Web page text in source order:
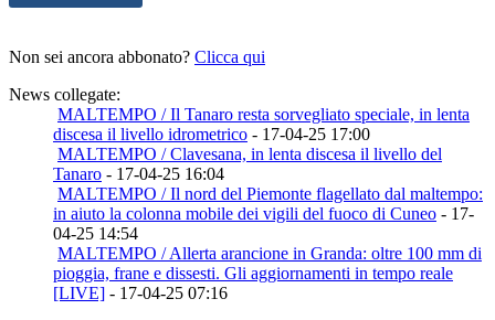
Non sei ancora abbonato? Clicca qui
News collegate:
MALTEMPO / Il Tanaro resta sorvegliato speciale, in lenta
discesa il livello idrometrico - 17-04-25 17:00
MALTEMPO / Clavesana, in lenta discesa il livello del
Tanaro - 17-04-25 16:04
MALTEMPO / Il nord del Piemonte flagellato dal maltempo:
in aiuto la colonna mobile dei vigili del fuoco di Cuneo - 17-
04-25 14:54
MALTEMPO / Allerta arancione in Granda: oltre 100 mm di
pioggia, frane e dissesti. Gli aggiornamenti in tempo reale
[LIVE] - 17-04-25 07:16